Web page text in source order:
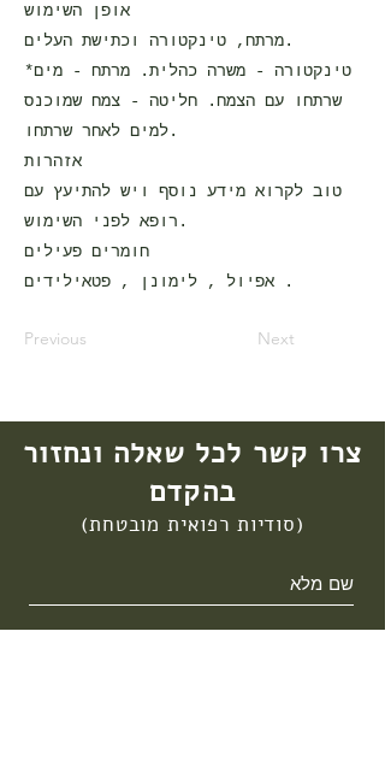
אופן השימוש
מרתח, טינקטורה וכתישת העלים.
*טינקטורה - משרה כהלית. מרתח - מים
שרתחו עם הצמח. חליטה - צמח שמוכנס
למים לאחר שרתחו.
אזהרות
טוב לקרוא מידע נוסף ויש להתיעץ עם
רופא לפני השימוש.
חומרים פעילים
אפיול , לימונן , פטאילידים .
Previous Next
צרו קשר לכל שאלה ונחזור
בהקדם
(סודיות רפואית מובטחת)